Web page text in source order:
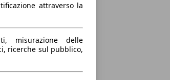
attraverso la
misurazione delle
ricerche sul pubblico,